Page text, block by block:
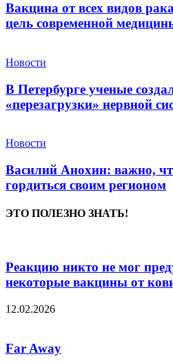
Вакцина от всех видов
цель современной
Новости
В Петербурге ученые
«перезагрузки» нервной
Новости
Василий Анохин: важно,
гордиться своим регионом
ЭТО ПОЛЕЗНО ЗНАТЬ!
Реакцию никто не мог
некоторые вакцины от
12.02.2026
Far Away